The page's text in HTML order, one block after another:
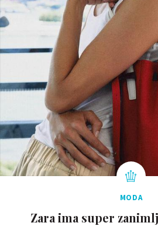
MODA
Zara ima super